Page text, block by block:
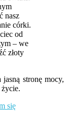
nasz
córki.
od
– we
złoty
stronę mocy,